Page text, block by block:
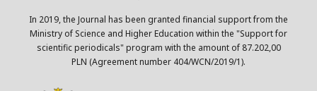
In 2019, the Journal has been granted financial support from the
Ministry of Science and Higher Education within the "Support for
scientific periodicals" program with the amount of 87.202,00
PLN (Agreement number 404/WCN/2019/1).